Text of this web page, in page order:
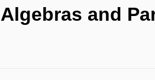
and